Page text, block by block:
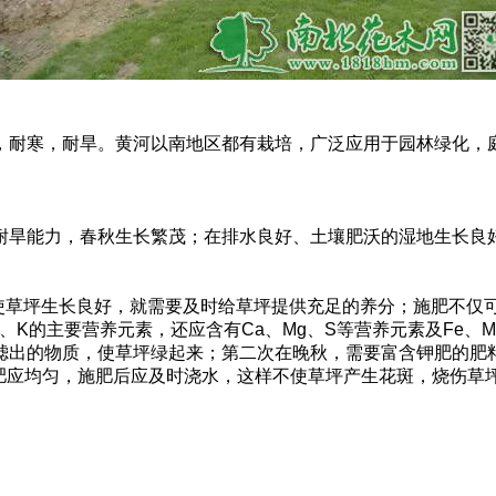
，耐旱。黄河以南地区都有栽培，广泛应用于园林绿化，
力，春秋生长繁茂；在排水良好、土壤肥沃的湿地生长良
生长良好，就需要及时给草坪提供充足的养分；施肥不仅
K的主要营养元素，还应含有Ca、Mg、S等营养元素及Fe、
的物质，使草坪绿起来；第二次在晚秋，需要富含钾肥的
均匀，施肥后应及时浇水，这样不使草坪产生花斑，烧伤草